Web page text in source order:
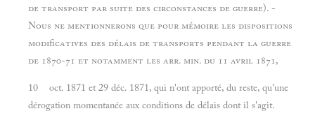
de transport par suite des circonstances de guerre). -
Nous ne mentionnerons que pour mémoire les dispositions
modificatives des délais de transports pendant la guerre
de 1870-71 et notamment les arr. min. du 11 avril 1871,
10 oct. 1871 et 29 déc. 1871, qui n'ont apporté, du reste, qu'une
dérogation momentanée aux conditions de délais dont il s'agit.